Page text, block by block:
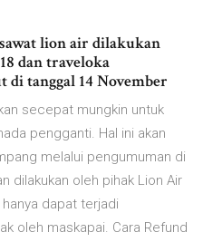
lion air dilakukan
dan traveloka
tanggal 14 November
secepat mungkin untuk
pengganti. Hal ini akan
melalui pengumuman di
dilakukan oleh pihak Lion Air
dapat terjadi
oleh maskapai. Cara Refund